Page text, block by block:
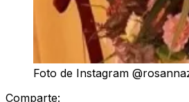
Foto de Instagram
Comparte: